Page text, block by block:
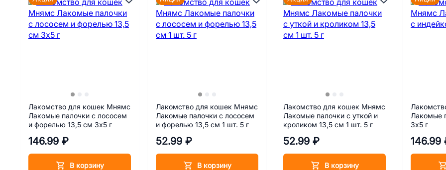
Лакомство для кошек Мнямс
Лакомые палочки с лососем
и форелью 13,5 см 3х5 г
146.99 ₽
В корзину
Лакомство для кошек Мнямс
Лакомые палочки с лососем
и форелью 13,5 см 1 шт. 5 г
52.99 ₽
В корзину
Лакомство для кошек Мнямс
Лакомые палочки с уткой и
кроликом 13,5 см 1 шт. 5 г
52.99 ₽
В корзину
Лакомые
3х5 г
146.99